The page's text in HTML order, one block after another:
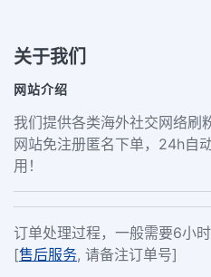
关于我们
网站介绍
我们提供各类海外社交网络刷
网站免注册匿名下单，24h自
用！
订单处理过程，一般需要6小
[售后服务, 请备注订单号]